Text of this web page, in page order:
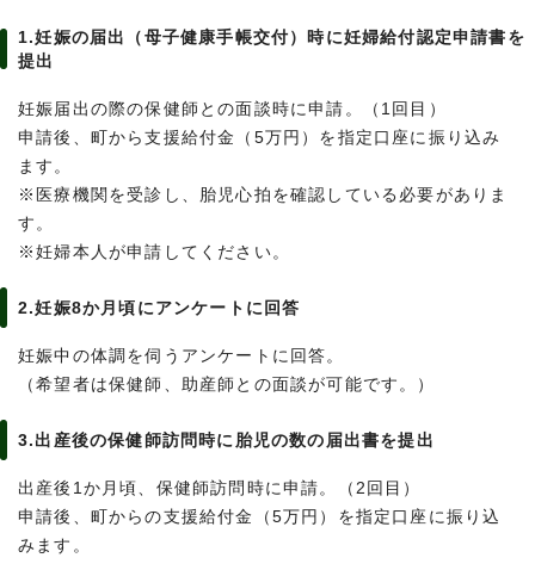
1.妊娠の届出（母子健康手帳交付）時に妊婦給付認定申請書を
提出
妊娠届出の際の保健師との面談時に申請。（1回目）
申請後、町から支援給付金（5万円）を指定口座に振り込み
ます。
※医療機関を受診し、胎児心拍を確認している必要がありま
す。
※妊婦本人が申請してください。
2.妊娠8か月頃にアンケートに回答
妊娠中の体調を伺うアンケートに回答。
（希望者は保健師、助産師との面談が可能です。）
3.出産後の保健師訪問時に胎児の数の届出書を提出
出産後1か月頃、保健師訪問時に申請。（2回目）
申請後、町からの支援給付金（5万円）を指定口座に振り込
みます。